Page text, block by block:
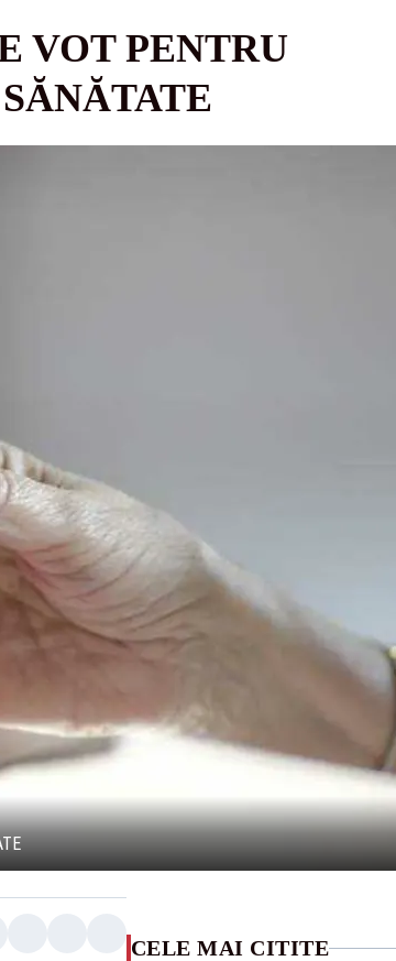
VOT PENTRU
CELE MAI CITITE